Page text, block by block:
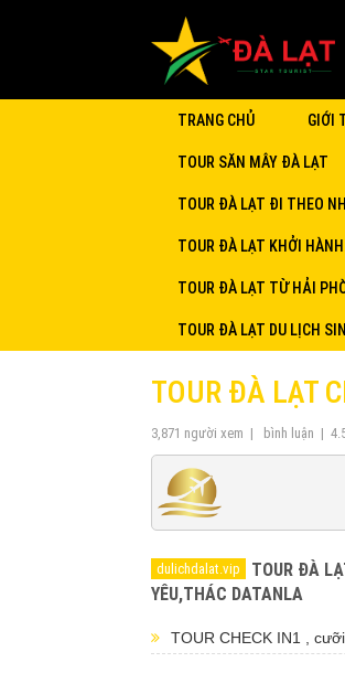
TRANG CHỦ GIỚI
TOUR SĂN MÂY ĐÀ LẠT
TOUR ĐÀ LẠT ĐI THEO
TOUR ĐÀ LẠT KHỞI HÀNH
TOUR ĐÀ LẠT TỪ HẢI
TOUR ĐÀ LẠT DU LỊCH
TOUR ĐÀ LẠT
3,871 người xem | bình luận |
TOUR ĐÀ
YÊU,THÁC DATANLA
TOUR CHECK IN1 ,